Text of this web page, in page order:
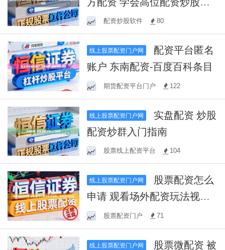
巧，助你轻松掌握投资风险
配资炒股软件 80
线上股票配资门户网
账户 东南配资-百度百科条目
期货配资平台门户 122
线上股票配资门户网
配资炒群入门指南
股票线上配资平台 104
线上股票配资门户网
申请 观看场外配资玩法视
频，掌握投资技巧
股票配资门户 71
线上股票配资门户网